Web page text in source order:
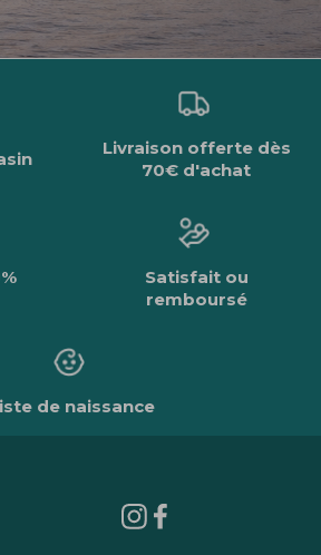
Livraison offerte dès
70€ d'achat
Satisfait ou
remboursé
de naissance